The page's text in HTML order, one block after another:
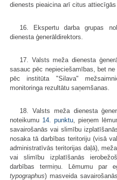
dienests pieaicina arī citus attiecīgās
16. Ekspertu darba grupas
dienesta ģenerāldirektors.
17. Valsts meža dienesta
sasauc pēc nepieciešamības, bet
pēc institūta "Silava"
monitoringa rezultātu saņemšanas.
18. Valsts meža dienesta
noteikumu 14. punktu , pieņem
savairošanās vai slimību
nosaka tā darbības teritoriju (visā
administratīvās teritorijas daļā),
vai slimību izplatīšanās
darbības termiņu. Lēmumu par
typographus) masveida